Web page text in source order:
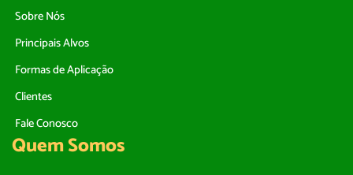
Sobre Nós
Principais Alvos
Formas de Aplicação
Clientes
Fale Conosco
Quem Somos